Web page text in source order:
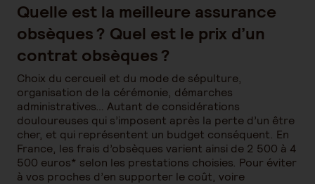
Quelle est la meilleure assurance
obsèques ? Quel est le prix d’un
contrat obsèques ?
Choix du cercueil et du mode de sépulture,
organisation de la cérémonie, démarches
administratives… Autant de considérations
douloureuses qui s’imposent après la perte d’un être
cher, et qui représentent un budget conséquent. En
France, les frais d’obsèques varient ainsi de 2 500 à 4
500 euros* selon les prestations choisies. Pour éviter
à vos proches d’en supporter le coût, voire